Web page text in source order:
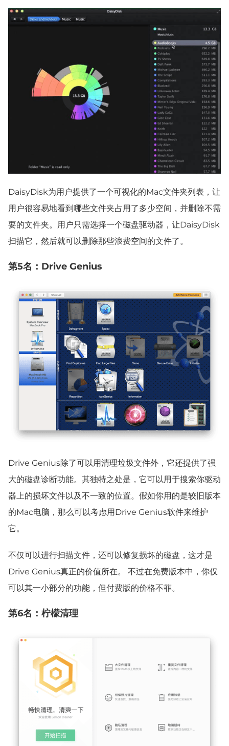
DaisyDisk为用户提供了一个可视化的Mac文件夹列表，让
用户很容易地看到哪些文件夹占用了多少空间，并删除不需
要的文件夹。用户只需选择一个磁盘驱动器，让DaisyDisk
扫描它，然后就可以删除那些浪费空间的文件了。
第5名：Drive Genius
Drive Genius除了可以用清理垃圾文件外，它还提供了强
大的磁盘诊断功能。其独特之处是，它可以用于搜索你驱动
器上的损坏文件以及不一致的位置。假如你用的是较旧版本
的Mac电脑，那么可以考虑用Drive Genius软件来维护
它。
不仅可以进行扫描文件，还可以修复损坏的磁盘，这才是
Drive Genius真正的价值所在。 不过在免费版本中，你仅
可以其一小部分的功能，但付费版的价格不菲。
第6名：柠檬清理